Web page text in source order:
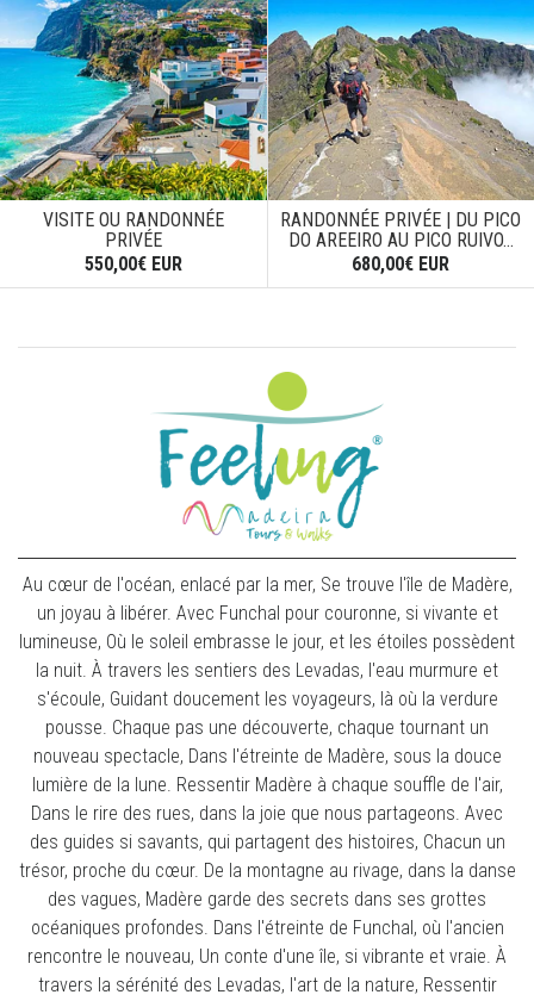
VISITE OU RANDONNÉE
PRIVÉE
550,00€ EUR
RANDONNÉE PRIVÉE | DU PICO
DO AREEIRO AU PICO RUIVO...
680,00€ EUR
Au cœur de l'océan, enlacé par la mer, Se trouve l'île de Madère,
un joyau à libérer. Avec Funchal pour couronne, si vivante et
lumineuse, Où le soleil embrasse le jour, et les étoiles possèdent
la nuit. À travers les sentiers des Levadas, l'eau murmure et
s'écoule, Guidant doucement les voyageurs, là où la verdure
pousse. Chaque pas une découverte, chaque tournant un
nouveau spectacle, Dans l'étreinte de Madère, sous la douce
lumière de la lune. Ressentir Madère à chaque souffle de l'air,
Dans le rire des rues, dans la joie que nous partageons. Avec
des guides si savants, qui partagent des histoires, Chacun un
trésor, proche du cœur. De la montagne au rivage, dans la danse
des vagues, Madère garde des secrets dans ses grottes
océaniques profondes. Dans l'étreinte de Funchal, où l'ancien
rencontre le nouveau, Un conte d'une île, si vibrante et vraie. À
travers la sérénité des Levadas, l'art de la nature, Ressentir